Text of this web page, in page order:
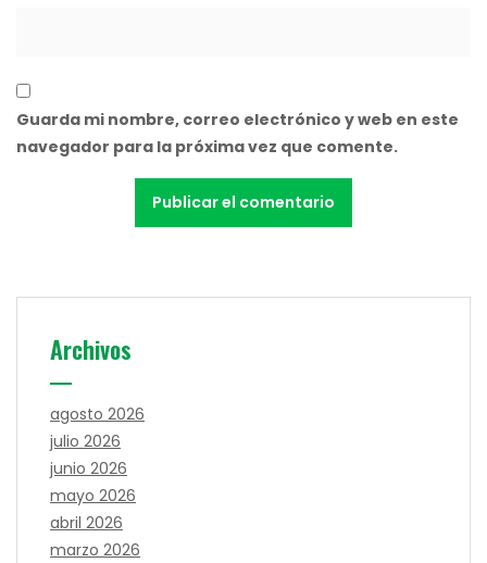
Guarda mi nombre, correo electrónico y web en este
navegador para la próxima vez que comente.
Archivos
agosto 2026
julio 2026
junio 2026
mayo 2026
abril 2026
marzo 2026